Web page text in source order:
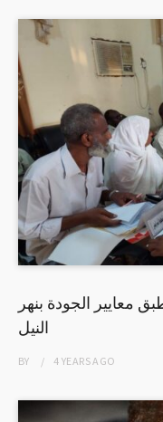
الجودة بنهر
النيل
BY 4 YEARSAGO